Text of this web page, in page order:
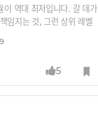
이 역대 최저입니다. 갈 데가
임지는 것, 그런 상위 레벨
야 하는지, 리더들은 어떻
5